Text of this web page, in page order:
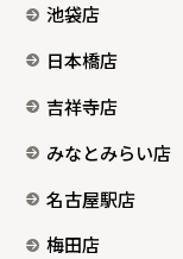
池袋店
日本橋店
吉祥寺店
みなとみらい店
名古屋駅店
梅田店